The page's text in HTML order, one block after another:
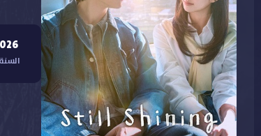
السنة